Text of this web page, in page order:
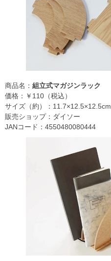
商品名： 組立式マガジンラック
価格：￥110（税込）
サイズ（約）：11.7×12.5×12.5cm
販売ショップ：ダイソー
JANコード：4550480080444